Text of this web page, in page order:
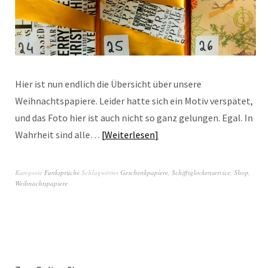
Hier ist nun endlich die Übersicht über unsere
Weihnachtspapiere. Leider hatte sich ein Motiv verspätet,
und das Foto hier ist auch nicht so ganz gelungen. Egal. In
Wahrheit sind alle… Weiterlesen
Kategorie Funksprüche SchlagwörterGeschenkpapiere Schiffsglockenservice Shop
Weihnachtspapiere